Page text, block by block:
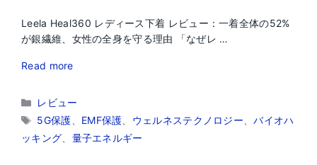
Leela Heal360 レディース下着 レビュー：一着全体の52%
が銀繊維、女性の全身を守る理由 「なぜレ …
Read more
カ
テ
リ
レビュー
タ
グ
5G保護 EMF保護 ウェルネステクノロジー 、バイオハ
ッキング
量子エネルギー